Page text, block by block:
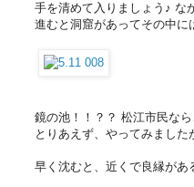
手を清めて入りましょう♪ な
進むと洞窟があってその中に
鏡の池！！？？ 松江市民な
とりあえず、やってみました
早く沈むと、近くで良縁があ